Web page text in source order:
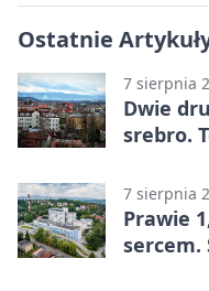
Ostatnie
7 sierpnia
Dwie
srebro.
7 sierpnia
Prawie
sercem.